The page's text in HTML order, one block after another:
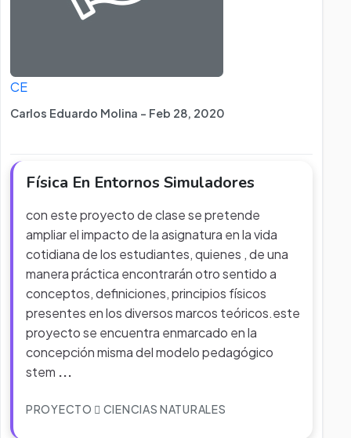
CE
Carlos Eduardo Molina - Feb 28, 2020
Física En Entornos Simuladores
con este proyecto de clase se pretende
ampliar el impacto de la asignatura en la vida
cotidiana de los estudiantes, quienes , de una
manera práctica encontrarán otro sentido a
conceptos, definiciones, principios físicos
presentes en los diversos marcos teóricos.este
proyecto se encuentra enmarcado en la
concepción misma del modelo pedagógico
stem ...
PROYECTO CIENCIAS NATURALES